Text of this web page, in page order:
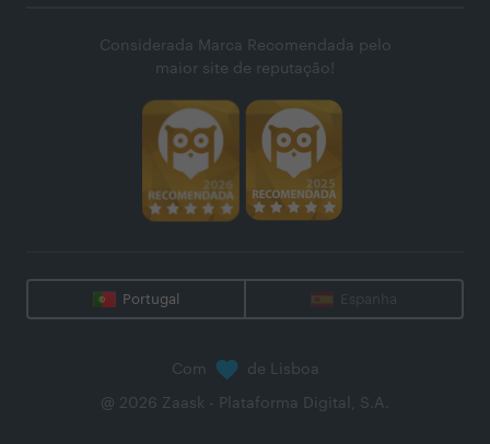
Considerada Marca Recomendada pelo
maior site de reputação!
Portugal Espanha
Com de Lisboa
@ 2026 Zaask - Plataforma Digital, S.A.